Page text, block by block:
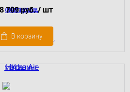
709 руб./ шт
В корзину